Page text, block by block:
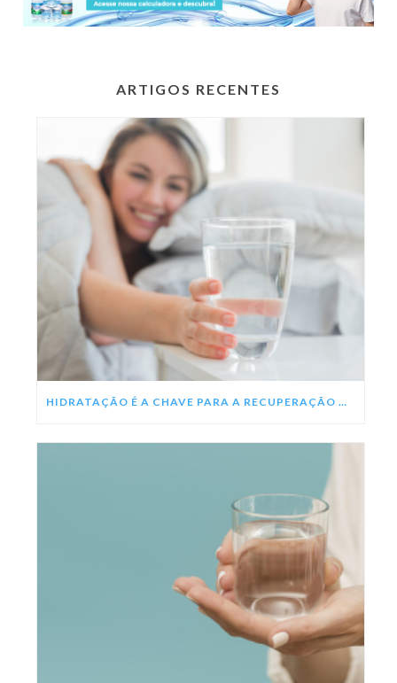
ARTIGOS RECENTES
HIDRATAÇÃO É A CHAVE PARA A RECUPERAÇÃO DA DENGUE